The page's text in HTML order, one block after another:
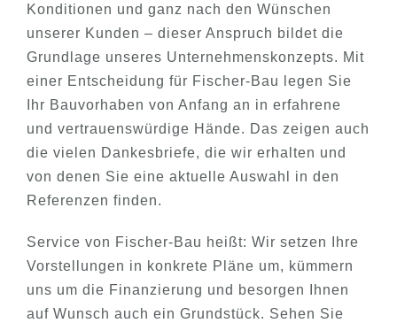
Konditionen und ganz nach den Wünschen
unserer Kunden – dieser Anspruch bildet die
Grundlage unseres Unternehmenskonzepts. Mit
einer Entscheidung für Fischer-Bau legen Sie
Ihr Bauvorhaben von Anfang an in erfahrene
und vertrauenswürdige Hände. Das zeigen auch
die vielen Dankesbriefe, die wir erhalten und
von denen Sie eine aktuelle Auswahl in den
Referenzen finden.
Service von Fischer-Bau heißt: Wir setzen Ihre
Vorstellungen in konkrete Pläne um, kümmern
uns um die Finanzierung und besorgen Ihnen
auf Wunsch auch ein Grundstück. Sehen Sie